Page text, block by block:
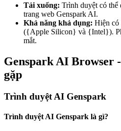
Tải xuống: Trình duyệt có
trang web Genspark AI.
Khả năng khả dụng: Hiện có
({Apple Silicon} và {Intel}).
mắt.
Genspark AI Browser
gặp
Trình duyệt AI Genspark
Trình duyệt AI Genspark là gì?